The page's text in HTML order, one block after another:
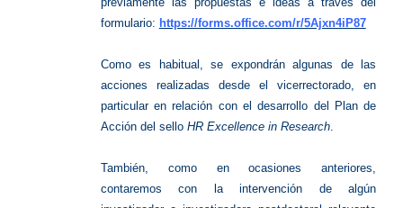
formulario: https://forms.office.com/r/5Ajxn4iP87
Como es habitual, se expondrán algunas de las
acciones realizadas desde el vicerrectorado, en
particular en relación con el desarrollo del Plan de
Acción del sello HR Excellence in Research.
También, como en ocasiones anteriores,
contaremos con la intervención de algún